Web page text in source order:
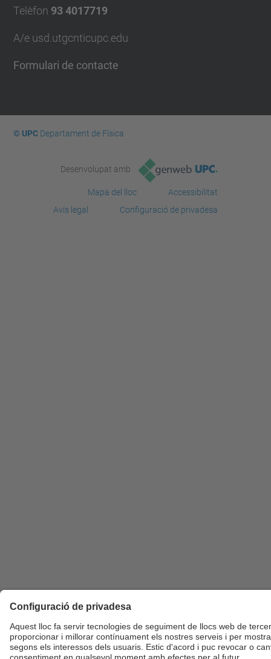
Telèfon 93 4017719
A/e usd.utgcnticupc.edu
Formulari de contacte
© UPCDepartament de Física
Desenvolupat amb
Mapa del lloc
Accessibilitat
Avís legal
Configuració de privadesa